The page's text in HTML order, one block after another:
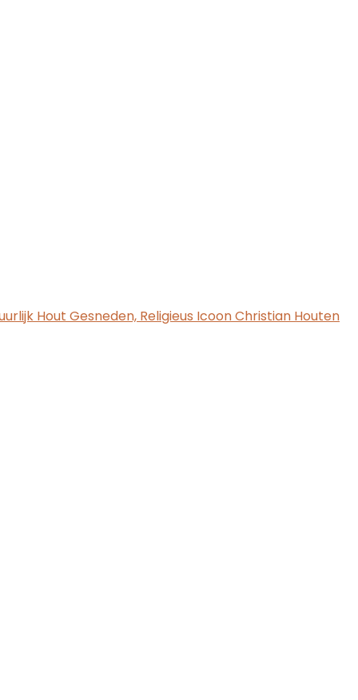
Hout Gesneden, Religieus Icoon Christian Houten